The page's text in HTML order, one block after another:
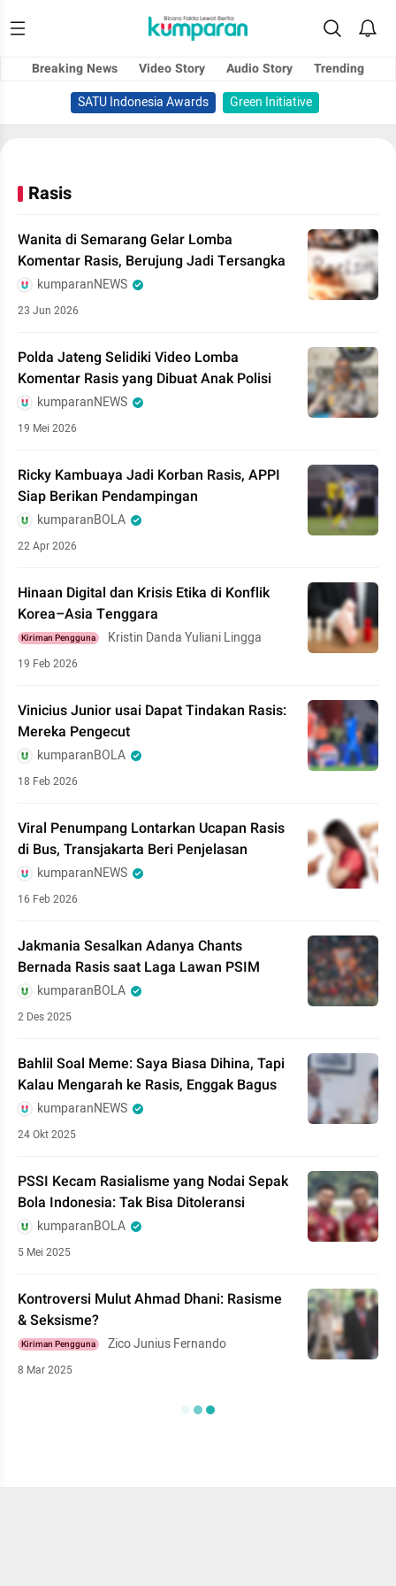
Breaking News Video Story Audio Story
Trending
SATU Indonesia Awards
Green Initiative
Rasis
Wanita di Semarang Gelar Lomba
Komentar Rasis, Berujung Jadi Tersangka
kumparanNEWS
23 Jun 2026
Polda Jateng Selidiki Video Lomba
Komentar Rasis yang Dibuat Anak Polisi
kumparanNEWS
19 Mei 2026
Ricky Kambuaya Jadi Korban Rasis, APPI
Siap Berikan Pendampingan
kumparanBOLA
22 Apr 2026
Hinaan Digital dan Krisis Etika di Konflik
Korea–Asia Tenggara
Kiriman Pengguna Kristin Danda Yuliani Lingga
19 Feb 2026
Vinicius Junior usai Dapat Tindakan Rasis:
Mereka Pengecut
kumparanBOLA
18 Feb 2026
Viral Penumpang Lontarkan Ucapan Rasis
di Bus, Transjakarta Beri Penjelasan
kumparanNEWS
16 Feb 2026
Jakmania Sesalkan Adanya Chants
Bernada Rasis saat Laga Lawan PSIM
kumparanBOLA
2 Des 2025
Bahlil Soal Meme: Saya Biasa Dihina, Tapi
Kalau Mengarah ke Rasis, Enggak Bagus
kumparanNEWS
24 Okt 2025
PSSI Kecam Rasialisme yang Nodai Sepak
Bola Indonesia: Tak Bisa Ditoleransi
kumparanBOLA
5 Mei 2025
Kontroversi Mulut Ahmad Dhani: Rasisme
& Seksisme?
Kiriman Pengguna Zico Junius Fernando
8 Mar 2025